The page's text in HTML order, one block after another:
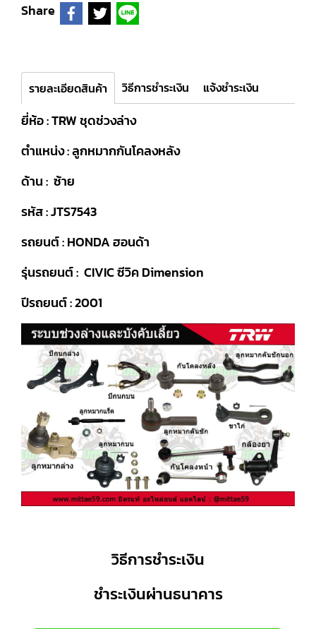
Share
รายละเอียดสินค้า วิธีการชำระเงิน แจ้งชำระเงิน
ยี่ห้อ : TRW ชุดช่วงล่าง
ตำแหน่ง : ลูกหมากกันโคลงหลัง
ด้าน : ซ้าย
รหัส : JTS7543
รถยนต์ : HONDA ฮอนด้า
รุ่นรถยนต์ : CIVIC ซีวิค Dimension
ปีรถยนต์ : 2001
วิธีการชำระเงิน
ชำระเงินผ่านธนาคาร